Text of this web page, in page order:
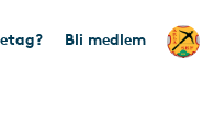
Bli medlem